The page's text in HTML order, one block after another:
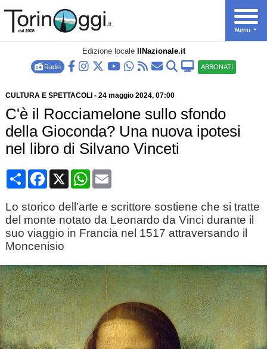
Edizione locale IlNazionale.it
Radio ABBONATI
CULTURA E SPETTACOLI - 24 maggio 2024, 07:00
C'è il Rocciamelone sullo sfondo
della Gioconda? Una nuova ipotesi
nel libro di Silvano Vinceti
CondividiFacebook
X WhatsApp
Email
Lo storico dell’arte e scrittore sostiene che si tratte
del monte notato da Leonardo da Vinci durante il
suo viaggio in Francia nel 1517 attraversando il
Moncenisio